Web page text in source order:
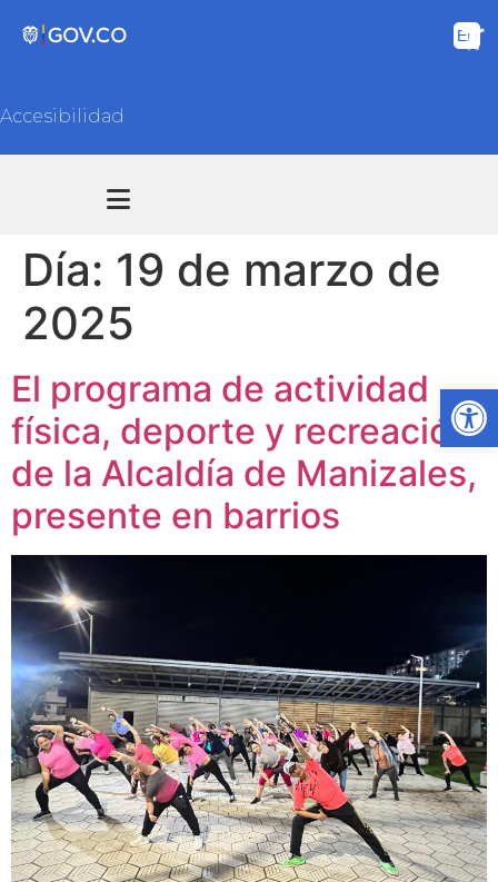
Accesibilidad
Día: 19 de marzo de
2025
El programa de actividad
física, deporte y recreación
de la Alcaldía de Manizales,
presente en barrios